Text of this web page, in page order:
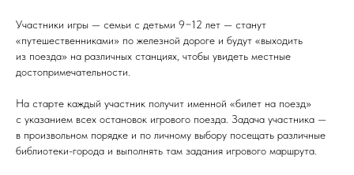
Участники игры — семьи с детьми 9−12 лет — станут
«путешественниками» по железной дороге и будут «выходить
из поезда» на различных станциях, чтобы увидеть местные
достопримечательности.
На старте каждый участник получит именной «билет на поезд»
с указанием всех остановок игрового поезда. Задача участника —
в произвольном порядке и по личному выбору посещать различные
библиотеки-города и выполнять там задания игрового маршрута.